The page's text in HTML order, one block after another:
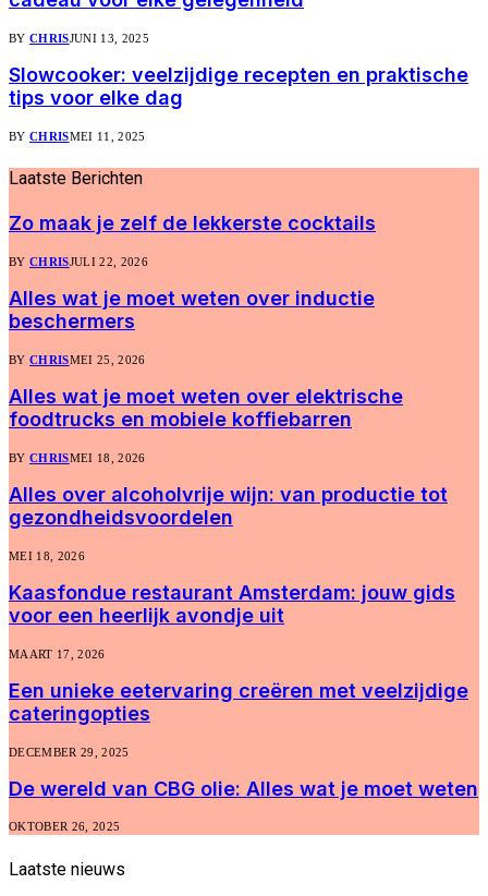
BY CHRISJUNI 13, 2025
Slowcooker: veelzijdige recepten en praktische
tips voor elke dag
BY CHRISMEI 11, 2025
Laatste Berichten
Zo maak je zelf de lekkerste cocktails
BY CHRISJULI 22, 2026
Alles wat je moet weten over inductie
beschermers
BY CHRISMEI 25, 2026
Alles wat je moet weten over elektrische
foodtrucks en mobiele koffiebarren
BY CHRISMEI 18, 2026
Alles over alcoholvrije wijn: van productie tot
gezondheidsvoordelen
MEI 18, 2026
Kaasfondue restaurant Amsterdam: jouw gids
voor een heerlijk avondje uit
MAART 17, 2026
Een unieke eetervaring creëren met veelzijdige
cateringopties
DECEMBER 29, 2025
De wereld van CBG olie: Alles wat je moet weten
OKTOBER 26, 2025
Laatste nieuws